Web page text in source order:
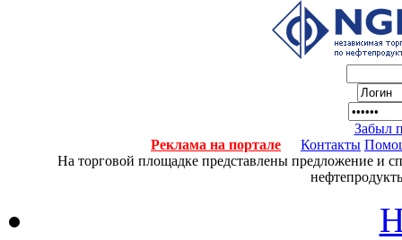
Забыл
Реклама на портале
Контакты
На торговой площадке представлены предложение и